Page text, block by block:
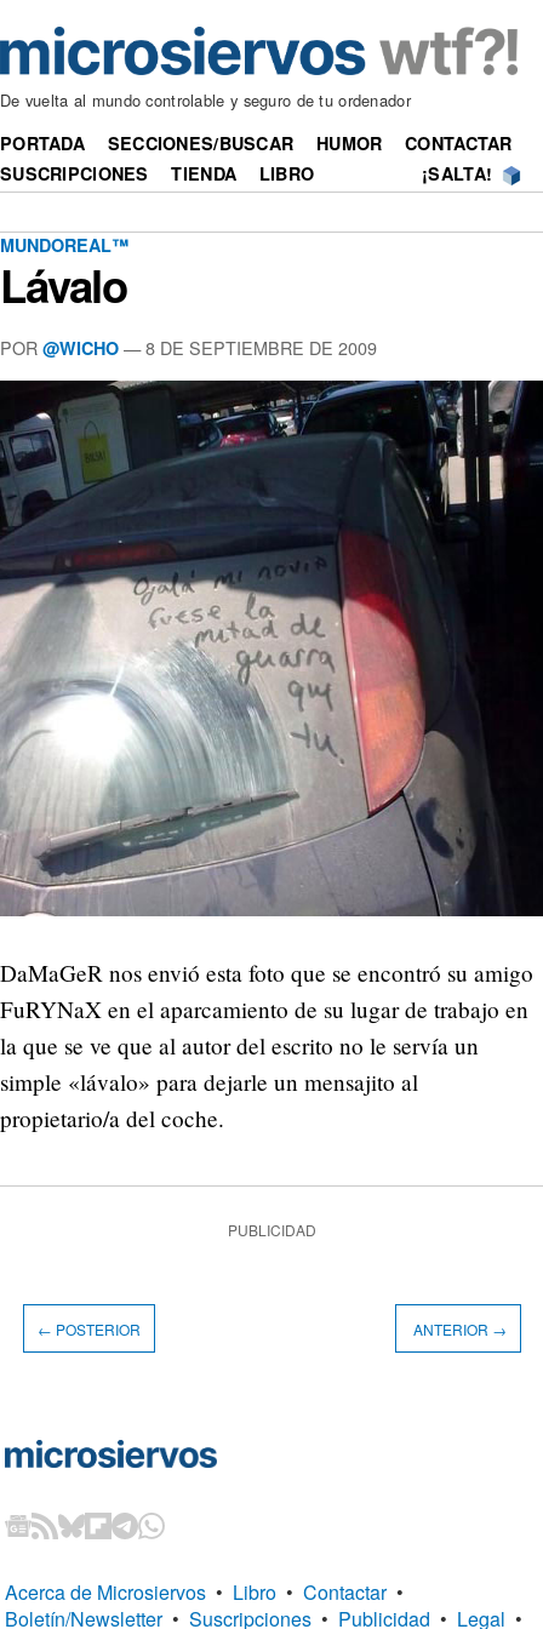
De vuelta al mundo controlable y seguro de tu ordenador
PORTADA SECCIONES/BUSCAR HUMOR
CONTACTAR
SUSCRIPCIONES
TIENDA LIBRO ¡SALTA!
MUNDOREAL™
Lávalo
POR @WICHO —8 DE SEPTIEMBRE DE 2009
DaMaGeR nos envió esta foto que se encontró su amigo
FuRYNaX en el aparcamiento de su lugar de trabajo en
la que se ve que al autor del escrito no le servía un
simple «lávalo» para dejarle un mensajito al
propietario/a del coche.
PUBLICIDAD
← POSTERIOR ANTERIOR →
Acerca de Microsiervos • Libro • Contactar •
Boletín/Newsletter • Suscripciones • Publicidad • Legal •